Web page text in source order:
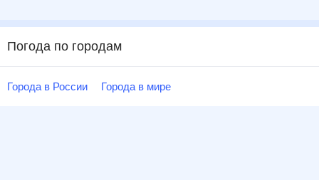
Погода по городам
Города в России Города в мире